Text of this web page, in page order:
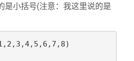
是小括号(注意：我这里说的是